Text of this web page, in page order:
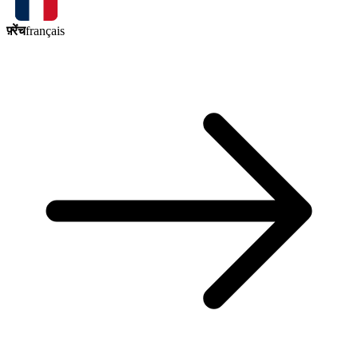
फ़्रेंचfrançais